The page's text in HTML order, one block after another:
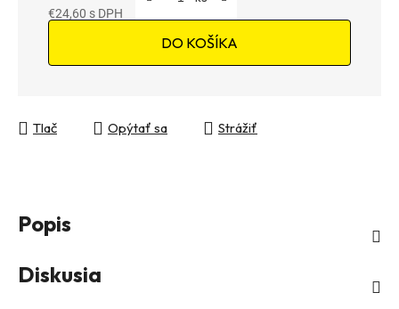
€24,60
DO KOŠÍKA
Tlač Opýtať sa Strážiť
Popis
Diskusia